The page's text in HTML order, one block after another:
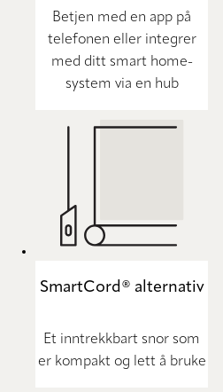
Betjen med en app på
telefonen eller integrer
med ditt smart home-
system via en hub
SmartCord® alternativ
Et inntrekkbart snor som
er kompakt og lett å bruke